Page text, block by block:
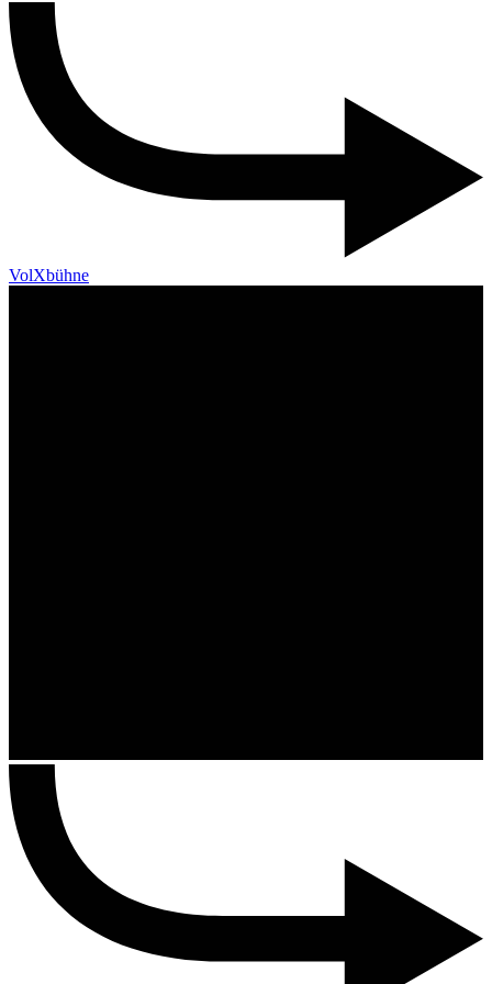
VolXbühne